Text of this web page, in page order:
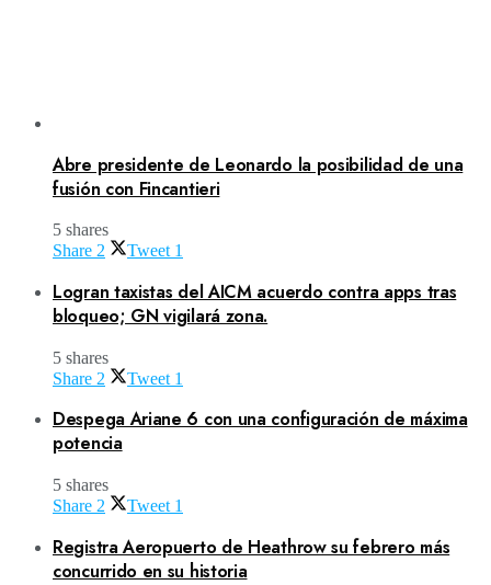
Abre presidente de Leonardo la posibilidad de una
fusión con Fincantieri
5 shares
Share 2 Tweet 1
Logran taxistas del AICM acuerdo contra apps tras
bloqueo; GN vigilará zona.
5 shares
Share 2 Tweet 1
Despega Ariane 6 con una configuración de máxima
potencia
5 shares
Share 2 Tweet 1
Registra Aeropuerto de Heathrow su febrero más
concurrido en su historia